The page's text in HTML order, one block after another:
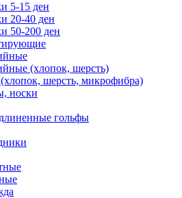
5-15 ден
20-40 ден
50-200 ден
(хлопок, шерсть)
шерсть, микрофибра)
носки
гольфы